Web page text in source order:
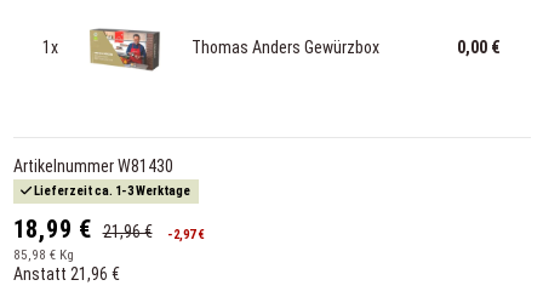
1x Thomas Anders Gewürzbox 0,00 €
Artikelnummer W81430
Lieferzeit ca. 1-3 Werktage
18,99 € 21,96 €
-2,97 €
85,98 € Kg
Anstatt 21,96 €